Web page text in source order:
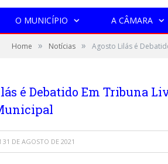
O MUNICÍPIO A CÂMARA
Home » Notícias » Agosto Lilás é
é Debatido Em Tribuna
31 DE AGOSTO DE 2021